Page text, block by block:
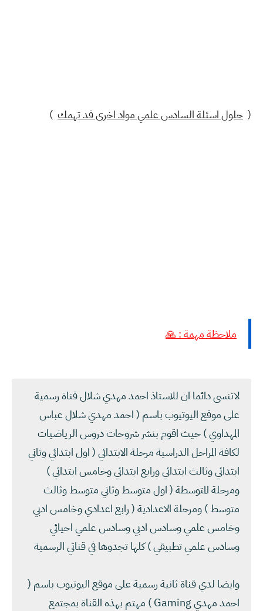
( حلول اسئلة السادس علمي مواد اخرى قد تهمك )
ملاحظة مهمة : 🙏
لاتنسى دائما ان للاستاذ احمد مهدي شلال قناة رسمية
على موقع اليوتيوب باسم ( احمد مهدي شلال عباس
المهداوي ) حيث اقوم بنشر شروحات دروس الرياضيات
لكافة المراحل الدراسية مرحلة الابتدائي ( اول ابتدائي وثاني
ابتدائي وثالث ابتدائي ورابع ابتدائي وخامس ابتدائي )
ومرحلة المتوسطة ( اول متوسط وثاني متوسط وثالث
متوسط ) ومرحلة الاعدادية ( رابع اعدادي وخامس ادبي
وخامس علمي وسادس ادبي وسادس علمي احيائي
وسادس علمي تطبيقي ) كلها تجدوها في قناتي الرسمية
وايضا لدي قناة ثانية رسمية على موقع اليوتيوب باسم (
احمد مهدي Gaming ) مهتم بهذه القناة بمجتمع